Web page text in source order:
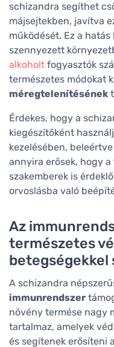
schizandra segíthet
májsejtekben, javítva
működését. Ez a
szennyezett
alkoholt fogyasztók
természetes módokat
méregtelenítésének
Érdekes, hogy a
kiegészítőként
kezelésében,
annyira erősek, hogy
szakemberek is
orvoslásba való
Az
természetes
betegségekkel
A schizandra
immunrendszer
növény termése nagy
tartalmaz, amelyek
és segítenek erősíteni